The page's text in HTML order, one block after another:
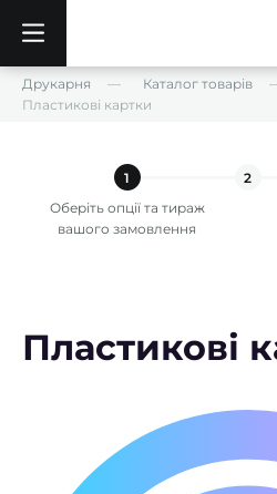
Друкарня Каталог товарів
Пластикові картки
1
Оберіть опції та тираж
вашого замовлення
2
Пластикові